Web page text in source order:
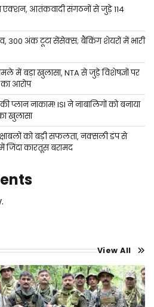
एक्शन, आतंकवादी संगठनों से जुड़े 114
300 अंक टूटा सेंसेक्स; बैंकिंग शेयरों में भारी
में बड़ा खुलासा, NTA से जुड़े विशेषज्ञों पर
का आरोप
नाकाम! ISI ने नाबालिगों को बनाया
खुलासा
को बड़ी सफलता, नक्सली डंप से
जिंदा कारतूस बरामद
View All